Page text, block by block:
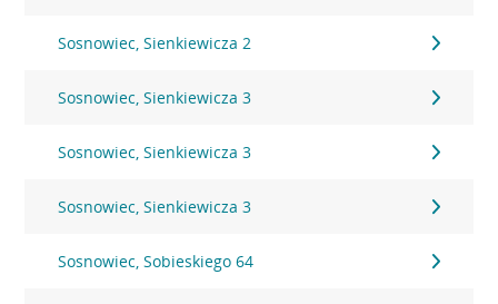
Sosnowiec, Sienkiewicza 2
Sosnowiec, Sienkiewicza 3
Sosnowiec, Sienkiewicza 3
Sosnowiec, Sienkiewicza 3
Sosnowiec, Sobieskiego 64